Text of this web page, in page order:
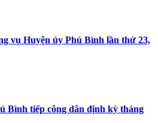
vụ Huyện ủy Phú Bình lần thứ 23,
Bình tiếp công dân định kỳ tháng